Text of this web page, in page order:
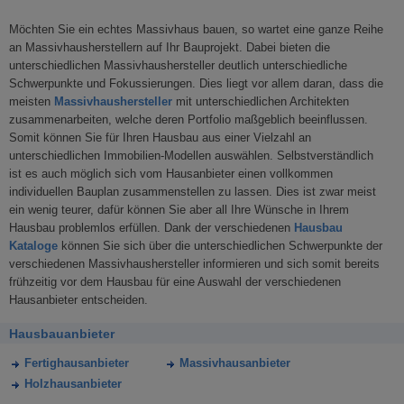
Möchten Sie ein echtes Massivhaus bauen, so wartet eine ganze Reihe
an Massivhausherstellern auf Ihr Bauprojekt. Dabei bieten die
unterschiedlichen Massivhaushersteller deutlich unterschiedliche
Schwerpunkte und Fokussierungen. Dies liegt vor allem daran, dass die
meisten Massivhaushersteller mit unterschiedlichen Architekten
zusammenarbeiten, welche deren Portfolio maßgeblich beeinflussen.
Somit können Sie für Ihren Hausbau aus einer Vielzahl an
unterschiedlichen Immobilien-Modellen auswählen. Selbstverständlich
ist es auch möglich sich vom Hausanbieter einen vollkommen
individuellen Bauplan zusammenstellen zu lassen. Dies ist zwar meist
ein wenig teurer, dafür können Sie aber all Ihre Wünsche in Ihrem
Hausbau problemlos erfüllen. Dank der verschiedenen Hausbau
Kataloge können Sie sich über die unterschiedlichen Schwerpunkte der
verschiedenen Massivhaushersteller informieren und sich somit bereits
frühzeitig vor dem Hausbau für eine Auswahl der verschiedenen
Hausanbieter entscheiden.
Hausbauanbieter
Fertighausanbieter
Massivhausanbieter
Holzhausanbieter